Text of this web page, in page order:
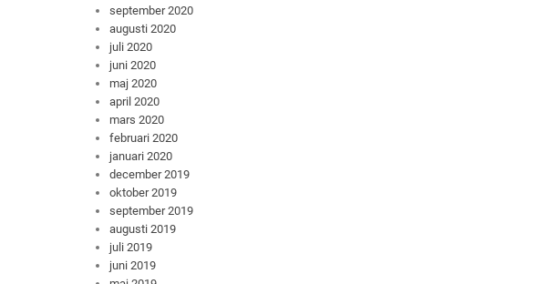
september 2020
augusti 2020
juli 2020
juni 2020
maj 2020
april 2020
mars 2020
februari 2020
januari 2020
december 2019
oktober 2019
september 2019
augusti 2019
juli 2019
juni 2019